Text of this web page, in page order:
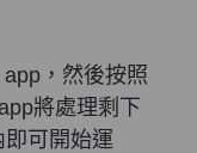
，然後按照
將處理剩下
可開始運